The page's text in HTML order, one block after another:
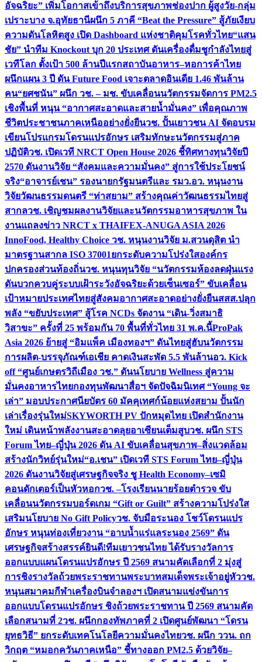
อัจฉริยะ” เพิ่มโอกาสเข้าถึงบริการสุขภาพช่องปาก ผู้สูงวัย-กลุ่ม
เปราะบาง จ.อุทัยธานีผนึก 5 ภาคี “Beat the Pressure” สู้ภัยเงียบ
ความดันโลหิตสูง เปิด Dashboard แห่งชาติคุมโรคทั่วไทย“แสน
ชัย” นำทีม Knockout บุก 20 ประเทศ ดันเครื่องดื่มชูกำลังไทยสู่
เวทีโลก ตั้งเป้า 500 ล้านปีแรกสถาบันอาหาร–หอการค้าไทย
ผนึกแผน 3 ปี ดัน Future Food เจาะตลาดอินเดีย 1.46 พันล้าน
คน“ยศชนัน” ผนึก วช. – มช. ขับเคลื่อนนวัตกรรมจัดการ PM2.5
เชิงพื้นที่ หนุน “อากาศสะอาดและสายน้ำมั่นคง” เพื่อคุณภาพ
ชีวิตประชาชนภาคเหนืออย่างยั่งยืนวช. ปั้นเยาวชน AI จัดอบรม
เขียนโปรแกรมโดรนแปรอักษร เสริมทักษะนวัตกรรมสู่ภาค
ปฏิบัติวช. เปิดเวที NRCT Open House 2026 ชี้ทิศทางทุนวิจัยปี
2570 ดันงานวิจัย “สังคมและความมั่นคง” สู่การใช้ประโยชน์
จริง“อาจารย์เชน” รองนายกรัฐมนตรีและ รมว.อว. หนุนงาน
วิจัยวัฒนธรรมดนตรี “ท่าสยาม” สร้างคุณค่าวัฒนธรรมไทยสู่
สากลวช. เชิญชมผลงานวิจัยและนวัตกรรมอาหารสุขภาพ ใน
งานแถลงข่าว NRCT x THAIFEX-ANUGA ASIA 2026
InnoFood, Healthy Choice วช. หนุนงานวิจัย ม.สวนดุสิต นำ
มาตรฐานสากล ISO 37001ยกระดับความโปร่งใสองค์กร
ปกครองส่วนท้องถิ่นวช. หนุนทุนวิจัย “นวัตกรรมห้องลดฝุ่นแรง
ดันบวกควบคู่ระบบเฝ้าระวังอัจฉริยะด้วยเซ็นเซอร์” ขับเคลื่อน
เป้าหมายประเทศไทยสู่สังคมอากาศสะอาดอย่างยั่งยืนสสส.ปลุก
พลัง “ขยับประเทศ” สู้โรค NCDs จัดงาน “เดิน-วิ่งสมาธิ
วิสาขะ” ครั้งที่ 25 พร้อมกัน 70 พื้นที่ทั่วไทย 31 พ.ค.นี้ProPak
Asia 2026 ย้ายสู่ “อิมแพ็ค เมืองทองฯ” ดันไทยสู่ฮับนวัตกรรม
การผลิต-บรรจุภัณฑ์เอเชีย คาดเงินสะพัด 5.5 พันล้านอว. Kick
off “ศูนย์เกษตรวิถีเมือง วช.” ดันนโยบาย Wellness สู่ความ
มั่นคงอาหารไทยกองทุนพัฒนาสื่อฯ จัดปัจฉิมนิเทศ “Young จะ
เล่า” มอบประกาศนียบัตร 60 มัคคุเทศก์น้อยแห่งสยาม ปั้นนัก
เล่าเรื่องรุ่นใหม่SKYWORTH PV ปักหมุดไทย เปิดสำนักงาน
ใหม่ เดินหน้าพลังงานสะอาดลุยอาเซียนเต็มสูบวช. ผนึก STS
Forum ไทย–ญี่ปุ่น 2026 ดัน AI ขับเคลื่อนสุขภาพ–สิ่งแวดล้อม
สร้างนักวิทย์รุ่นใหม่“อ.เชน” เปิดเวที STS Forum ไทย–ญี่ปุ่น
2026 ดันงานวิจัยสู่เศรษฐกิจจริง ชู Health Economy–เซมิ
คอนดักเตอร์เป็นหัวหอกวช. –โรงเรียนนายร้อยตำรวจ ขับ
เคลื่อนนวัตกรรมบอร์ดเกม “Gift or Guilt” สร้างความโปร่งใส
เสริมนโยบาย No Gift Policyวช. จับมือระนอง โชว์โดรนแปร
อักษร หนุนท่องเที่ยวงาน “อาบน้ำแร่แลระนอง 2569” ดัน
เศรษฐกิจสร้างสรรค์ยินดี!ทีมเยาวชนไทย ได้รับรางวัลการ
ออกแบบแผนโดรนแปรอักษร ปี 2569 สนามคัดเลือกที่ 2 มุ่งสู่
การชิงรางวัลถ้วยพระราชทานพระบาทสมเด็จพระเจ้าอยู่หัววช.
หนุนสมาคมกีฬาเครื่องบินจำลองฯ เปิดสนามแข่งขันการ
ออกแบบโดรนแปรอักษร ชิงถ้วยพระราชทาน ปี 2569 สนามคัด
เลือกสนามที่ 2วช. ผนึกกองทัพภาคที่ 2 เปิดศูนย์พัฒนา “โดรน
ยุทธวิธี” ยกระดับเทคโนโลยีความมั่นคงไทยวช. ผนึก ววน. ถก
วิกฤต “หมอกควันภาคเหนือ” ชี้ทางออก PM2.5 ด้วยวิจัย–